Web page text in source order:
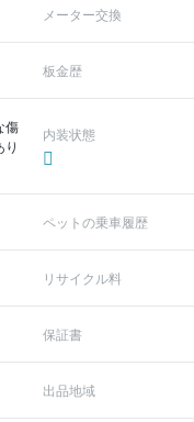
メーター交換
板金歴
傷
内装状態
ペットの乗車履歴
リサイクル料
保証書
出品地域